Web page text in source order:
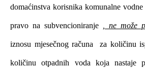
domaćinstva korisnika komunalne
pravo na subvencioniranje , ne može
iznosu mjesečnog računa za količinu
količinu otpadnih voda koja nastaje